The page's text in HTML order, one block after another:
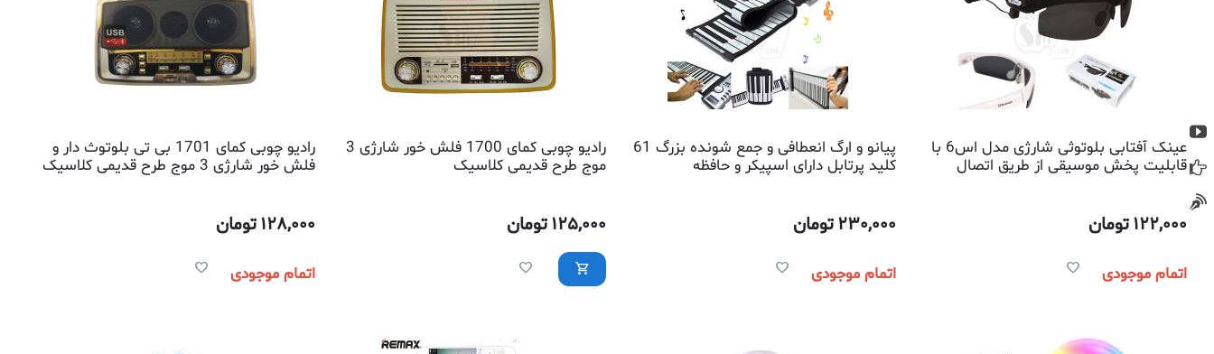
عینک آفتابی بلوتوثی شارژی مدل اس6 با
قابلیت پخش موسیقی از طریق اتصال
122,000تومان
اتمام موجودی
پیانو و ارگ انعطافی و جمع شونده بزرگ 61
کلید پرتابل دارای اسپیکر و حافظه
230,000تومان
اتمام موجودی
رادیو چوبی کمای 1700 فلش خور شارژی 3
موج طرح قدیمی کلاسیک
125,000تومان
رادیو چوبی کمای 1701 بی تی بلوتوث دار و
فلش خور شارژی 3 موج طرح قدیمی کلاسیک
128,000تومان
اتمام موجودی